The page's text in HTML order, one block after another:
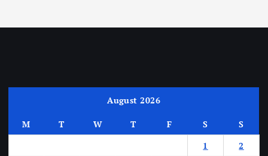
August 2026
M T W T F S
S
1
2